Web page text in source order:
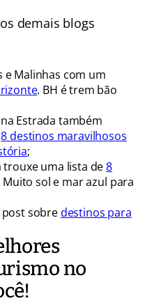
demais blogs
e Malinhas com um
. BH é trem bão
Estrada também
8 destinos maravilhosos
;
trouxe uma lista de8
Muito sol e mar azul para
sobredestinos para
no